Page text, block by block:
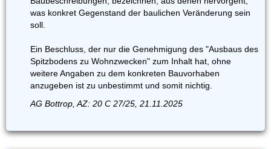
was konkret Gegenstand der baulichen Veränderung sein
soll.
Ein Beschluss, der nur die Genehmigung des "Ausbaus des
Spitzbodens zu Wohnzwecken" zum Inhalt hat, ohne
weitere Angaben zu dem konkreten Bauvorhaben
anzugeben ist zu unbestimmt und somit nichtig.
AG Bottrop, AZ: 20 C 27/25, 21.11.2025